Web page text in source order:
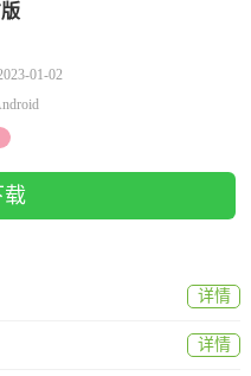
01-02
载
详情
详情